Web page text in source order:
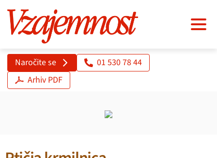
Naročite se
01 530 78 44
Arhiv PDF